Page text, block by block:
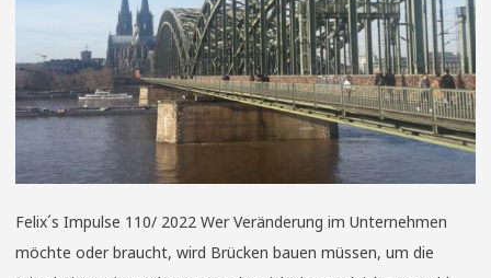
Felix´s Impulse 110/ 2022 Wer Veränderung im Unternehmen
möchte oder braucht, wird Brücken bauen müssen, um die